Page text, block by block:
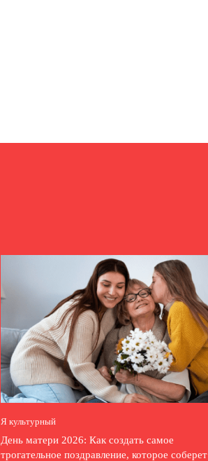
Я культурный
День матери 2026: Как создать самое
трогательное поздравление, которое соберет